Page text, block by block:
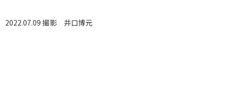
2022.07.09 撮影 井口博元